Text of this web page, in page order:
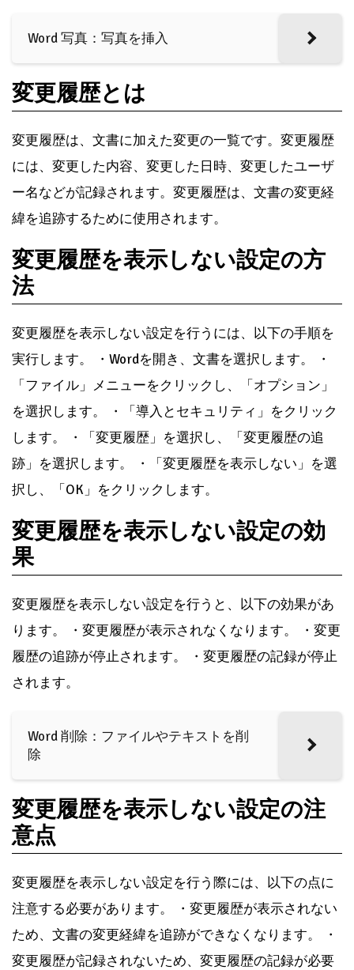
Word 写真：写真を挿入
変更履歴とは
変更履歴は、文書に加えた変更の一覧です。変更履歴
には、変更した内容、変更した日時、変更したユーザ
ー名などが記録されます。変更履歴は、文書の変更経
緯を追跡するために使用されます。
変更履歴を表示しない設定の方
法
変更履歴を表示しない設定を行うには、以下の手順を
実行します。 ・Wordを開き、文書を選択します。 ・
「ファイル」メニューをクリックし、「オプション」
を選択します。 ・「導入とセキュリティ」をクリック
します。 ・「変更履歴」を選択し、「変更履歴の追
跡」を選択します。 ・「変更履歴を表示しない」を選
択し、「OK」をクリックします。
変更履歴を表示しない設定の効
果
変更履歴を表示しない設定を行うと、以下の効果があ
ります。 ・変更履歴が表示されなくなります。 ・変更
履歴の追跡が停止されます。 ・変更履歴の記録が停止
されます。
Word 削除：ファイルやテキストを削
除
変更履歴を表示しない設定の注
意点
変更履歴を表示しない設定を行う際には、以下の点に
注意する必要があります。 ・変更履歴が表示されない
ため、文書の変更経緯を追跡ができなくなります。 ・
変更履歴が記録されないため、変更履歴の記録が必要